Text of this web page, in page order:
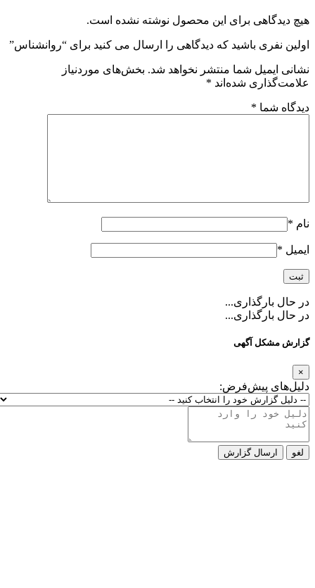
هیچ دیدگاهی برای این محصول نوشته نشده است.
اولین نفری باشید که دیدگاهی را ارسال می کنید برای “روانشناس”
نشانی ایمیل شما منتشر نخواهد شد. بخش‌های موردنیاز
علامت‌گذاری شده‌اند *
دیدگاه شما *
نام *
ایمیل *
در حال بارگذاری...
در حال بارگذاری...
گزارش مشکل آگهی
×
دلیل‌های پیش‌فرض:
لغو ارسال گزارش